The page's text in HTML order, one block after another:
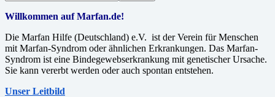
Willkommen auf Marfan.de!
Die Marfan Hilfe (Deutschland) e.V. ist der Verein für Menschen
mit Marfan-Syndrom oder ähnlichen Erkrankungen. Das Marfan-
Syndrom ist eine Bindegewebserkrankung mit genetischer Ursache.
Sie kann vererbt werden oder auch spontan entstehen.
Unser Leitbild